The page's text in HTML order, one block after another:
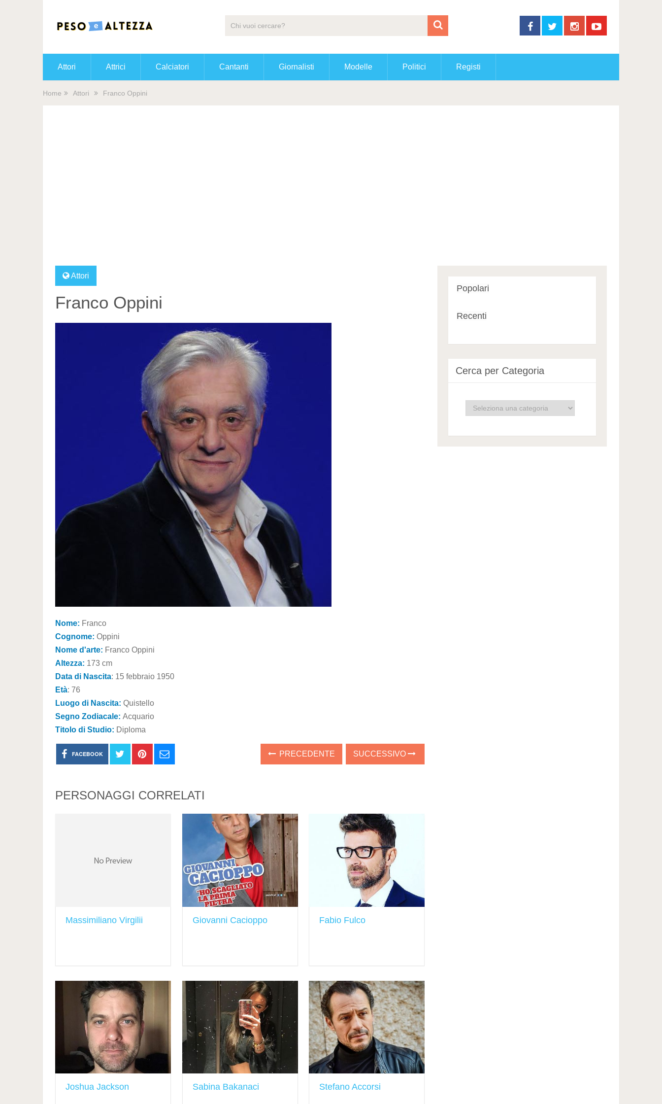
Attori Attrici Calciatori Cantanti Giornalisti Modelle Politici Registi
Home Attori Franco Oppini
Attori
Franco Oppini
Nome: Franco
Cognome: Oppini
Nome d'arte: Franco Oppini
Altezza: 173 cm
Data di Nascita: 15 febbraio 1950
Età: 76
Luogo di Nascita: Quistello
Segno Zodiacale: Acquario
Titolo di Studio: Diploma
FACEBOOK PRECEDENTE SUCCESSIVO
PERSONAGGI CORRELATI
Massimiliano Virgilii Giovanni Cacioppo Fabio Fulco
Joshua Jackson Sabina Bakanaci Stefano Accorsi
Popolari
Recenti
Cerca per Categoria
Cerca
per